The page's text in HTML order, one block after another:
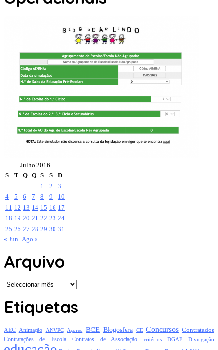
Julho 2016
S
T Q Q S S
D
1
2
3
4
5 6 7 8 9
10
11 12 13 14 15 16 17
18 19 20 21 22 23 24
25 26 27 28 29 30 31
« Jun
Ago »
Arquivo
Arquivo
Etiquetas
AEC Animação ANVPC Açores BCE Blogosfera CE Concursos Contratados
Contratações de Escola Contratos de Associação critérios DGAE Divulgação